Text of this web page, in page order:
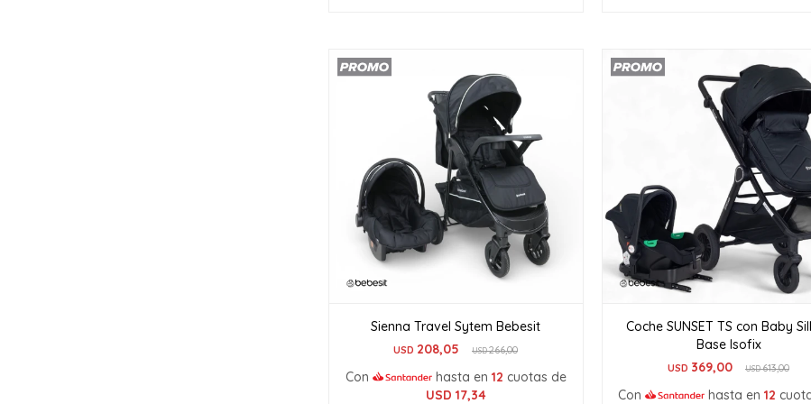
Sienna Travel Sytem Bebesit
USD 208,05 USD266,00
Con hasta en 12 cuotas de
USD 17,34
Coche SUNSET TS con Baby
Base Isofix
USD 369,00 USD613,00
Con hasta en12